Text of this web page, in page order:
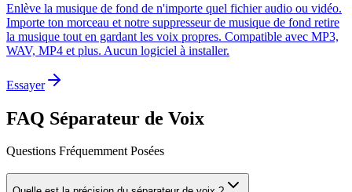
Enlève la musique de fond de n'importe quel fichier audio ou vidéo.
Importe ton morceau et notre suppresseur de musique de fond retire
la musique tout en gardant les voix propres. Compatible avec MP3,
WAV, MP4 et plus. Aucun logiciel à installer.
Essayer
FAQ Séparateur de Voix
Questions Fréquemment Posées